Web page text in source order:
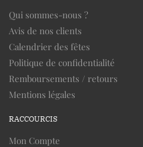
Qui sommes-nous ?
Avis de nos clients
Calendrier des fêtes
Politique de confidentialité
Remboursements / retours
Mentions légales
RACCOURCIS
Mon Compte